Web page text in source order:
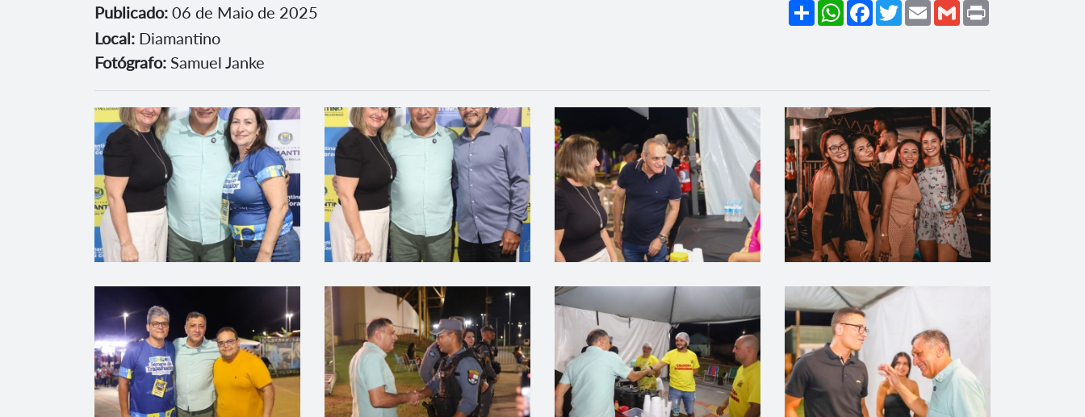
Publicado: 06 de Maio de 2025 ShareWhatsApp
Facebook
TwitterEmailGmail
Local: Diamantino
Fotógrafo: Samuel Janke